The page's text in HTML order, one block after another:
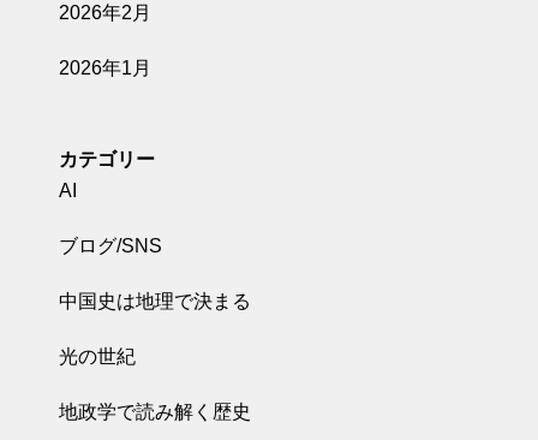
2026年2月
2026年1月
カテゴリー
AI
ブログ/SNS
中国史は地理で決まる
光の世紀
地政学で読み解く歴史